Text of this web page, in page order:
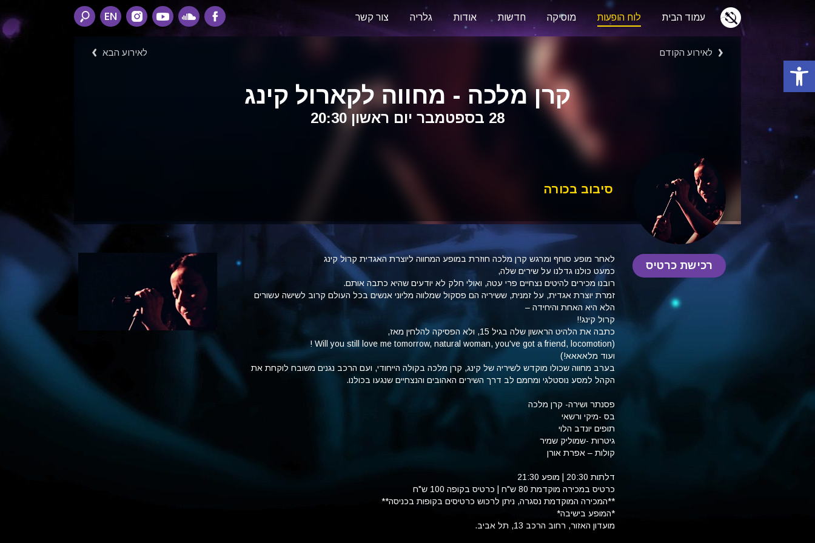
פתח סרגל נגישות
EN עמוד הבית לוח הופעות מוסיקה חדשות אודות גלריה צור קשר
לאירוע הקודם לאירוע הבא
קרן מלכה - מחווה לקארול קינג
28 בספטמבר יום ראשון 20:30
סיבוב בכורה
רכישת כרטיס
לאחר מופע סוחף ומרגש קרן מלכה חוזרת במופע המחווה ליוצרת האגדית קרול קינג
כמעט כולנו גדלנו על שירים שלה,
רובנו מכירים להיטים נצחיים פרי עטה, ואולי חלק לא יודעים שהיא כתבה אותם.
זמרת יוצרת אגדית, על זמנית, ששיריה הם פסקול שמלווה מליוני אנשים בכל העולם קרוב לשישה עשורים
הלא היא האחת והיחידה –
קרול קינג!!
כתבה את הלהיט הראשון שלה בגיל 15, ולא הפסיקה להלחין מאז,
(Will you still love me tomorrow, natural woman, you've got a friend, locomotion !
ועוד מלאאאא!)
בערב מחווה שכולו מוקדש לשיריה של קינג, קרן מלכה בקולה הייחודי, ועם הרכב נגנים משובח לוקחת את
הקהל למסע נוסטלגי ומחמם לב דרך השירים האהובים והנצחיים שנגעו בכולנו.
פסנתר ושירה- קרן מלכה
בס -מיקי ורשאי
תופים יונדב הלוי
גיטרות -שמוליק שמיר
קולות – אפרת אורן
דלתות 20:30 | מופע 21:30
כרטיס במכירה מוקדמת 80 ש"ח | כרטיס בקופה 100 ש"ח
**המכירה המוקדמת נסגרה, ניתן לרכוש כרטיסים בקופות בכניסה**
*המופע בישיבה*
מועדון האזור, רחוב הרכב 13, תל אביב.